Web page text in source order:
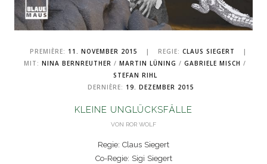
PREMIÈRE: 11. NOVEMBER 2015 | REGIE: CLAUS SIEGERT
|
MIT: NINA BERNREUTHER / MARTIN LÜNING / GABRIELE MISCH /
STEFAN RIHL
DERNIÈRE: 19. DEZEMBER 2015
KLEINE UNGLÜCKSFÄLLE
VON ROR WOLF
Regie: Claus Siegert
Co-Regie: Sigi Siegert